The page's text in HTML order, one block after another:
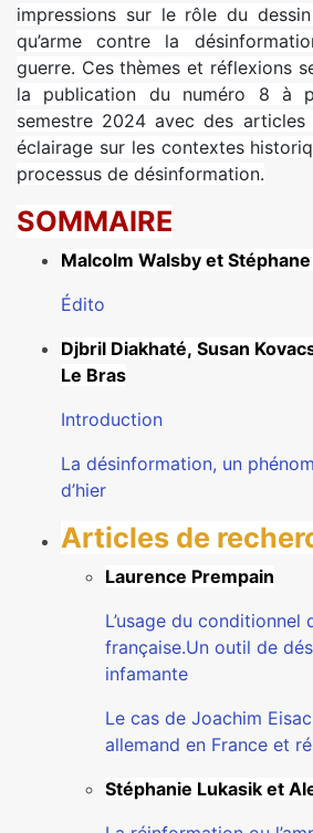
impressions sur le rôle du
qu’arme contre la
guerre. Ces thèmes et réflexions
la publication du numéro 8 à
semestre 2024 avec des
éclairage sur les contextes
processus de désinformation.
SOMMAIRE
Malcolm Walsby et
Édito
Djbril Diakhaté, Susan
Le Bras
Introduction
La désinformation, un
d’hier
Articles de
Laurence Prempain
L’usage du conditionnel
française.Un outil de
infamante
Le cas de Joachim
allemand en France et
Stéphanie Lukasik et